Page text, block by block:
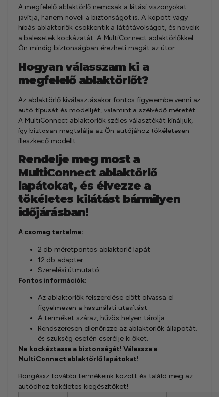
A megfelelő ablaktörlő nemcsak a látási viszonyokat
javítja, hanem növeli a biztonságot is. A kopott vagy
hibás ablaktörlők csökkentik a látótávolságot, és növelik
a balesetek kockázatát. A MultiConnect ablaktörlőkkel
Ön mindig biztonságban érezheti magát az úton.
Hogyan válasszam ki a
megfelelő ablaktörlőt?
Az ablaktörlő kiválasztásakor fontos figyelembe venni az
autó típusát és modelljét, valamint a szélvédő méretét.
A MultiConnect ablaktörlők széles választékát kínáljuk,
így biztosan megtalálja az Ön autójához tökéletesen
illeszkedő modellt.
Rendelje meg most a
MultiConnect ablaktörlő
lapátokat, és élvezze a
tökéletes kilátást bármilyen
időjárásban!
A csomag tartalma:
2 db méretpontos ablaktörlő lapát
12 db adapter
Szerelési útmutató
Fontos információk:
Az ablaktörlők felszerelése előtt olvassa el
figyelmesen a használati utasítást.
A terméket száraz, hűvös helyen tárolja.
Rendszeresen ellenőrizze az ablaktörlők állapotát,
és szükség esetén cserélje ki őket.
Ne kockáztassa a biztonságát! Válassza a
MultiConnect ablaktörlő lapátokat!
Böngéssz további termékeink között és találd meg az
autódhoz tökéletes kiegészítőket!